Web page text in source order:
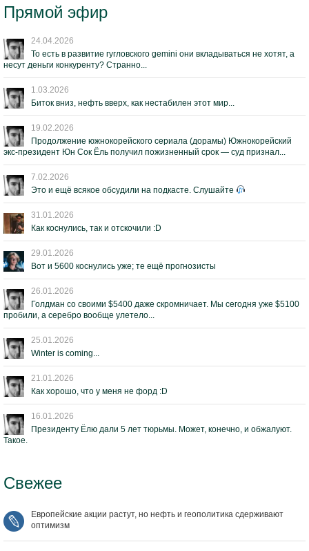
Прямой эфир
24.04.2026
То есть в развитие гугловского gemini они вкладываться не хотят, а
несут деньги конкуренту? Странно...
1.03.2026
Биток вниз, нефть вверх, как нестабилен этот мир...
19.02.2026
Продолжение южнокорейского сериала (дорамы) Южнокорейский
экс-президент Юн Сок Ёль получил пожизненный срок — суд признал...
7.02.2026
Это и ещё всякое обсудили на подкасте. Слушайте
31.01.2026
Как коснулись, так и отскочили :D
29.01.2026
Вот и 5600 коснулись уже; те ещё прогнозисты
26.01.2026
Голдман со своими $5400 даже скромничает. Мы сегодня уже $5100
пробили, а серебро вообще улетело...
25.01.2026
Winter is coming...
21.01.2026
Как хорошо, что у меня не форд :D
16.01.2026
Президенту Ёлю дали 5 лет тюрьмы. Может, конечно, и обжалуют.
Такое.
Свежее
Европейские акции растут, но нефть и геополитика сдерживают
оптимизм